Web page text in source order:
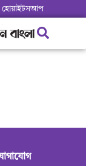
হোয়াইটসআপ